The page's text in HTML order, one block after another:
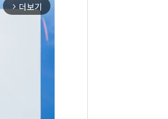
arrow_forward_ios 더보기